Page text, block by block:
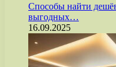
Способы найти
выгодных…
16.09.2025